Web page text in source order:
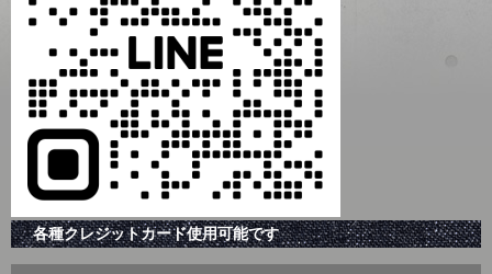
各種クレジットカード使用可能です